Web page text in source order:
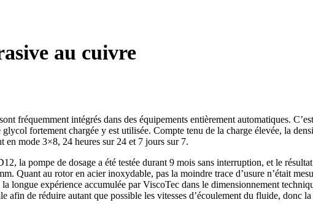
au cuivre
fréquemment intégrés dans des équipements entièrement automatiques.
fortement chargée y est utilisée. Compte tenu de la charge élevée, la
en mode 3×8, 24 heures sur 24 et 7 jours sur 7.
la pompe de dosage a été testée durant 9 mois sans interruption, et le
Quant au rotor en acier inoxydable, pas la moindre trace d’usure n’était
longue expérience accumulée par ViscoTec dans le dimensionnement
de réduire autant que possible les vitesses d’écoulement du fluide, donc